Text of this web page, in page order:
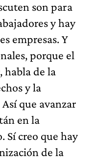
son para
y hay
empresas. Y
porque el
habla de la
y la
que avanzar
en la
Sí creo que hay
de la